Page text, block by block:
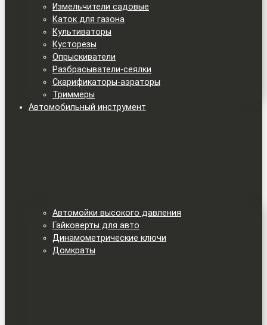
Измельчители садовые
Каток для газона
Культиваторы
Кусторезы
Опрыскиватели
Разбрасыватели-сеялки
Скарификаторы-аэраторы
Триммеры
Автомобильный инструмент
Автомойки высокого давления
Гайковерты для авто
Динамометрические ключи
Домкраты